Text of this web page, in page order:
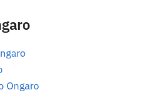
Ongaro